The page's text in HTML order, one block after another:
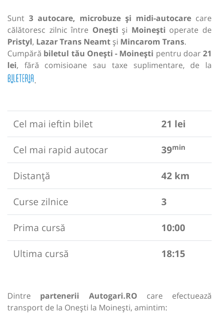
Sunt 3 autocare, microbuze și midi-autocare care
călătoresc zilnic între Onești și Moinești operate de
Pristyl, Lazar Trans Neamt și Mincarom Trans.
Cumpără biletul tău Onești - Moinești pentru doar21
lei, fără comisioane sau taxe suplimentare, de la
.
Cel mai ieftin bilet
21 lei
Cel mai rapid autocar
39min
Distanță
42 km
Curse zilnice
3
Prima cursă
10:00
Ultima cursă
18:15
Dintre partenerii Autogari.RO care efectuează
transport de la Onești la Moinești, amintim: